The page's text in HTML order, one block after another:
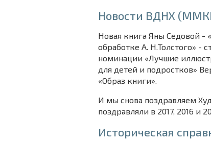
Новости ВДНХ
Новая книга Яны Седовой -
обработке А. Н.Толстого» -
номинации «Лучшие
для детей и подростков»
«Образ книги».
И мы снова поздравляем
поздравляли в 2017, 2016 и
Историческая